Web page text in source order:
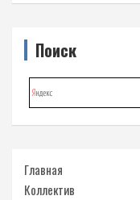
Поиск
Главная
Коллектив